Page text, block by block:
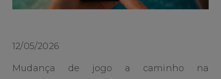
12/05/2026
Mudança de jogo a caminho na